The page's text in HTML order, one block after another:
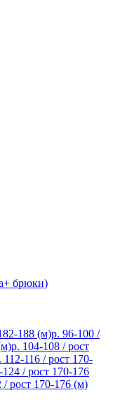
брюки)
188 (м)р. 96-100 /
р. 104-108 / рост
112-116 / рост 170-
/ рост 170-176
/ рост 170-176 (м)